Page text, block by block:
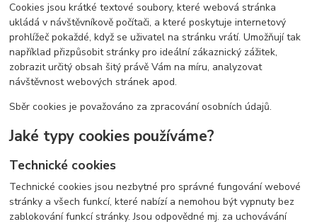
Cookies jsou krátké textové soubory, které webová stránka
ukládá v návštěvníkově počítači, a které poskytuje internetový
prohlížeč pokaždé, když se uživatel na stránku vrátí. Umožňují tak
například přizpůsobit stránky pro ideální zákaznický zážitek,
zobrazit určitý obsah šitý právě Vám na míru, analyzovat
návštěvnost webových stránek apod.
Sběr cookies je považováno za zpracování osobních údajů.
Jaké typy cookies používáme?
Technické cookies
Technické cookies jsou nezbytné pro správné fungování webové
stránky a všech funkcí, které nabízí a nemohou být vypnuty bez
zablokování funkcí stránky. Jsou odpovědné mj. za uchovávání